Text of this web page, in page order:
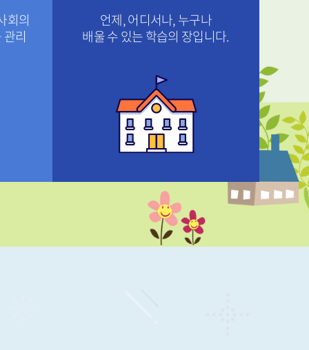
회의
리
언제, 어디서나, 누구나
배울 수 있는 학습의 장입니다.